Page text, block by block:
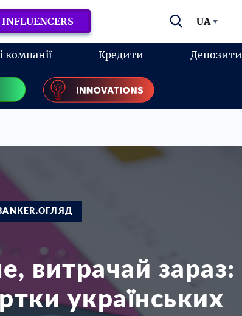
UA
компанії Кредити Депозити
витрачай зараз:
українських